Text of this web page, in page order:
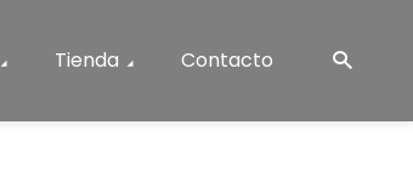
Tienda Contacto